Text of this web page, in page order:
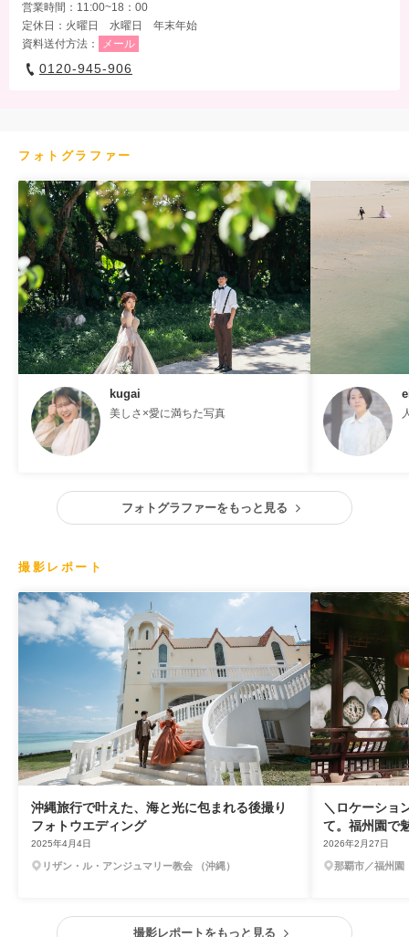
営業時間：11:00~18：00
定休日：火曜日 水曜日 年末年始
資料送付方法：
メール
0120-945-906
フォトグラファー
kugai
美しさ×愛に満ちた写真
フォトグラファーをもっと見る
撮影レポート
沖縄旅行で叶えた、海と光に包まれる後撮り
フォトウエディング
2025年4月4日
リザン・ル・アンジュマリー教会 （沖縄）
＼ロケーショ
て。福州園で
2026年2月27日
那覇市／福州園
撮影レポートをもっと見る